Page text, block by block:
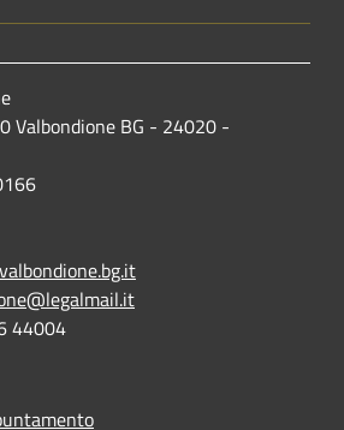
Valbondione BG - 24020 -
44004